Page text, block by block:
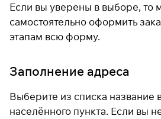
Если вы уверены в выборе, то
самостоятельно оформить
этапам всю форму.
Заполнение адреса
Выберите из списка название
населённого пункта. Если вы